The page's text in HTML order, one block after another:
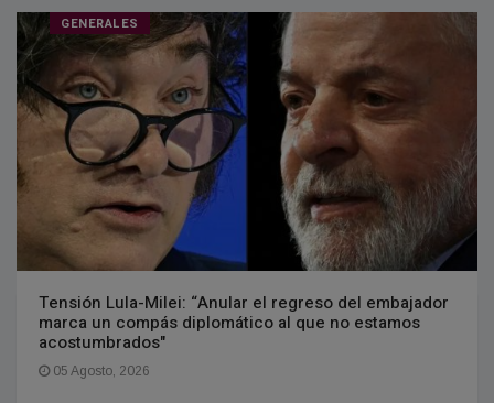
GENERALES
Tensión Lula-Milei: “Anular el regreso del embajador
marca un compás diplomático al que no estamos
acostumbrados"
05 Agosto, 2026